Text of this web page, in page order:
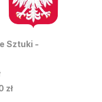
Sztuki -
zł